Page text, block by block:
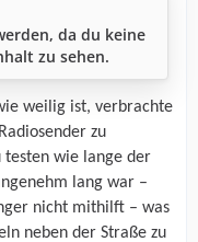
da du keine
zu sehen.
weilig ist, verbrachte
zu
testen wie lange der
lang war –
nicht mithilft – was
neben der Straße zu